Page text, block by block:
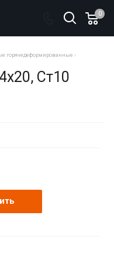
0
горячедеформированные
Ст10